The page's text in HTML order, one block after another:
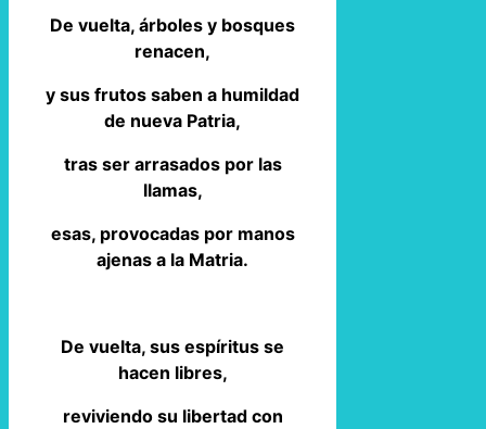
De vuelta, árboles y bosques
renacen,
y sus frutos saben a humildad
de nueva Patria,
tras ser arrasados por las
llamas,
esas, provocadas por manos
ajenas a la Matria.
De vuelta, sus espíritus se
hacen libres,
reviviendo su libertad con